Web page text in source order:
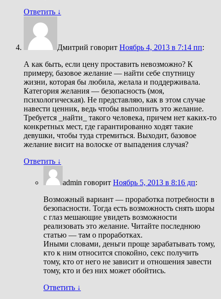
Ответить ↓
Дмитрий говорит Ноябрь 4, 2013 в 7:14 пп:
А как быть, если цену проставить невозможно? К
примеру, базовое желание — найти себе спутницу
жизни, которая бы любила, желала и поддерживала.
Категория желания — безопасность (моя,
психологическая). Не представляю, как в этом случае
навести ценник, ведь чтобы выполнить это желание.
Требуется _найти_ такого человека, причем нет каких-то
конкретных мест, где гарантированно ходят такие
девушки, чтобы туда стремиться. Выходит, базовое
желание висит на волоске от выпадения случая?
Ответить ↓
admin говорит Ноябрь 5, 2013 в 8:16 дп:
Возможный вариант — проработка потребности в
безопасности. Тогда есть возможность снять шоры
с глаз мешающие увидеть возможности
реализовать это желание. Читайте последнюю
статью — там о проработках.
Иными словами, деньги проще зарабатывать тому,
кто к ним относится спокойно, секс получить
тому, кто от него не зависит и отношения завести
тому, кто и без них может обойтись.
Ответить ↓